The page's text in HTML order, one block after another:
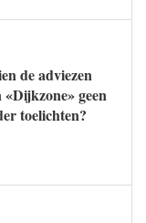
de adviezen
geen
toelichten?